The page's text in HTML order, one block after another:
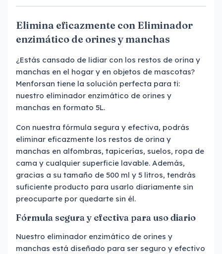
Elimina eficazmente con Eliminador
enzimático de orines y manchas
¿Estás cansado de lidiar con los restos de orina y
manchas en el hogar y en objetos de mascotas?
Menforsan tiene la solución perfecta para ti:
nuestro eliminador enzimático de orines y
manchas en formato 5L.
Con nuestra fórmula segura y efectiva, podrás
eliminar eficazmente los restos de orina y
manchas en alfombras, tapicerías, suelos, ropa de
cama y cualquier superficie lavable. Además,
gracias a su tamaño de 500 ml y 5 litros, tendrás
suficiente producto para usarlo diariamente sin
preocuparte por quedarte sin él.
Fórmula segura y efectiva para uso diario
Nuestro eliminador enzimático de orines y
manchas está diseñado para ser seguro y efectivo